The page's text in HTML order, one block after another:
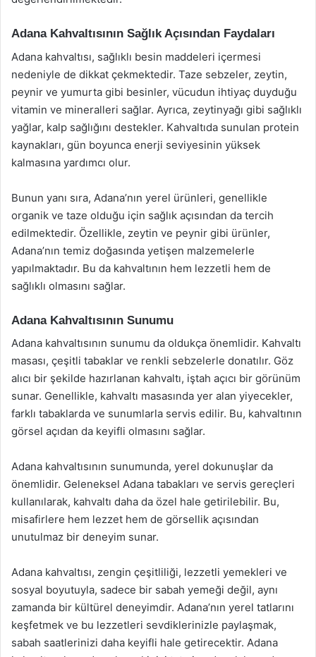
Adana Kahvaltısının Sağlık Açısından Faydaları
Adana kahvaltısı, sağlıklı besin maddeleri içermesi
nedeniyle de dikkat çekmektedir. Taze sebzeler, zeytin,
peynir ve yumurta gibi besinler, vücudun ihtiyaç duyduğu
vitamin ve mineralleri sağlar. Ayrıca, zeytinyağı gibi sağlıklı
yağlar, kalp sağlığını destekler. Kahvaltıda sunulan protein
kaynakları, gün boyunca enerji seviyesinin yüksek
kalmasına yardımcı olur.
Bunun yanı sıra, Adana’nın yerel ürünleri, genellikle
organik ve taze olduğu için sağlık açısından da tercih
edilmektedir. Özellikle, zeytin ve peynir gibi ürünler,
Adana’nın temiz doğasında yetişen malzemelerle
yapılmaktadır. Bu da kahvaltının hem lezzetli hem de
sağlıklı olmasını sağlar.
Adana Kahvaltısının Sunumu
Adana kahvaltısının sunumu da oldukça önemlidir. Kahvaltı
masası, çeşitli tabaklar ve renkli sebzelerle donatılır. Göz
alıcı bir şekilde hazırlanan kahvaltı, iştah açıcı bir görünüm
sunar. Genellikle, kahvaltı masasında yer alan yiyecekler,
farklı tabaklarda ve sunumlarla servis edilir. Bu, kahvaltının
görsel açıdan da keyifli olmasını sağlar.
Adana kahvaltısının sunumunda, yerel dokunuşlar da
önemlidir. Geleneksel Adana tabakları ve servis gereçleri
kullanılarak, kahvaltı daha da özel hale getirilebilir. Bu,
misafirlere hem lezzet hem de görsellik açısından
unutulmaz bir deneyim sunar.
Adana kahvaltısı, zengin çeşitliliği, lezzetli yemekleri ve
sosyal boyutuyla, sadece bir sabah yemeği değil, aynı
zamanda bir kültürel deneyimdir. Adana’nın yerel tatlarını
keşfetmek ve bu lezzetleri sevdiklerinizle paylaşmak,
sabah saatlerinizi daha keyifli hale getirecektir. Adana